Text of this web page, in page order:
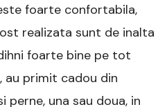
foarte confortabila,
realizata sunt de inalta
foarte bine pe tot
au primit cadou din
una sau doua, in